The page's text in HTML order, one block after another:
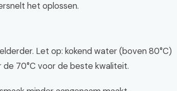
het oplossen.
Let op: kokend water (boven 80°C)
70°C voor de beste kwaliteit.